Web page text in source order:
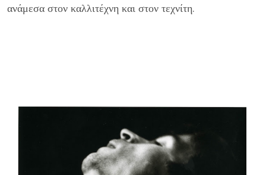
ανάμεσα στον καλλιτέχνη και στον τεχνίτη.